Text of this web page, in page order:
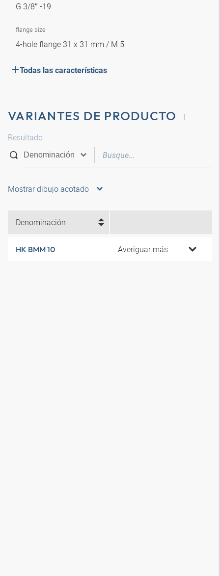
G 3/8″ -19
flange size
4-hole flange 31 x 31 mm / M 5
Todas las características
VARIANTES DE PRODUCTO
1
Resultado
Mostrar dibujo acotado
Denominación
HK BMM 10 Averiguar más